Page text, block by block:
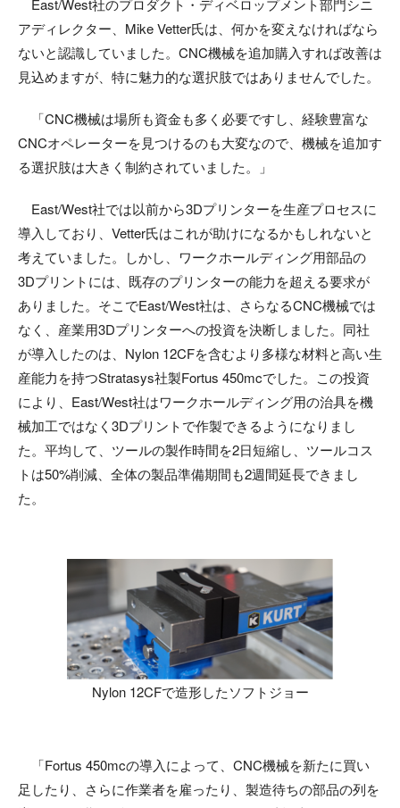
アディレクター、Mike Vetter氏は、何かを変えなければなら
ないと認識していました。CNC機械を追加購入すれば改善は
見込めますが、特に魅力的な選択肢ではありませんでした。
「CNC機械は場所も資金も多く必要ですし、経験豊富な
CNCオペレーターを見つけるのも大変なので、機械を追加す
る選択肢は大きく制約されていました。」
East/West社では以前から3Dプリンターを生産プロセスに
導入しており、Vetter氏はこれが助けになるかもしれないと
考えていました。しかし、ワークホールディング用部品の
3Dプリントには、既存のプリンターの能力を超える要求が
ありました。そこでEast/West社は、さらなるCNC機械では
なく、産業用3Dプリンターへの投資を決断しました。同社
が導入したのは、Nylon 12CFを含むより多様な材料と高い生
産能力を持つStratasys社製Fortus 450mcでした。この投資
により、East/West社はワークホールディング用の治具を機
械加工ではなく3Dプリントで作製できるようになりまし
た。平均して、ツールの製作時間を2日短縮し、ツールコス
トは50%削減、全体の製品準備期間も2週間延長できまし
た。
Nylon 12CFで造形したソフトジョー
「Fortus 450mcの導入によって、CNC機械を新たに買い
足したり、さらに作業者を雇ったり、製造待ちの部品の列を